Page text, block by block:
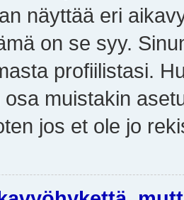
näyttää eri
on se syy.
profiilistasi.
muistakin
jos et ole jo